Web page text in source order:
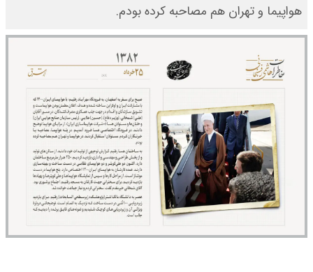
هواپیما و تهران هم مصاحبه کرده بودم.